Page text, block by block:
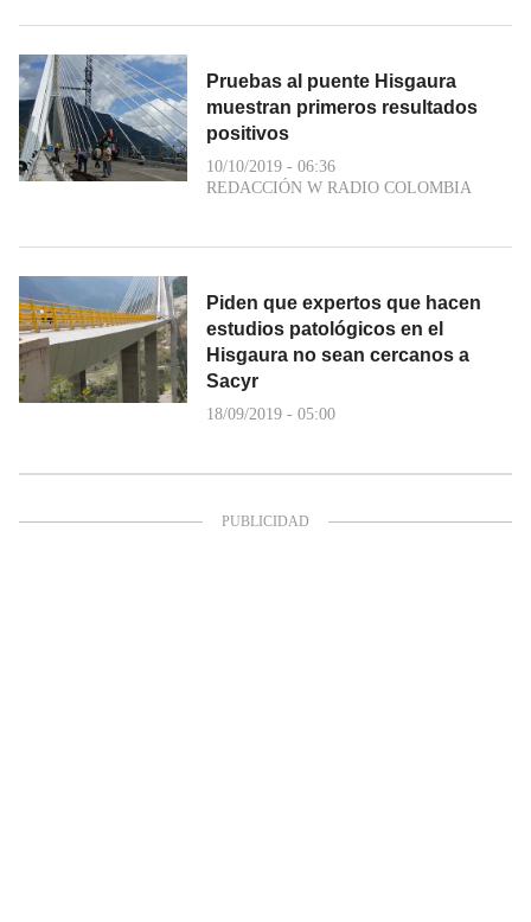
Pruebas al puente Hisgaura
muestran primeros resultados
positivos
10/10/2019 - 06:36
REDACCIÓN W RADIO COLOMBIA
Piden que expertos que hacen
estudios patológicos en el
Hisgaura no sean cercanos a
Sacyr
18/09/2019 - 05:00